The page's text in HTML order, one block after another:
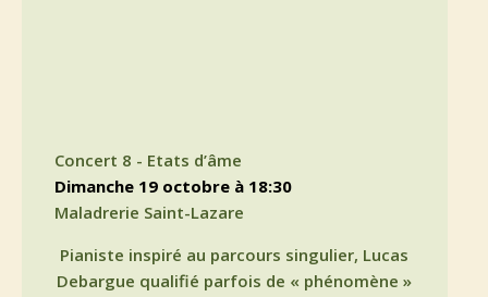
Concert 8 - Etats d’âme
dimanche 19 octobre à 18:30
Maladrerie Saint-Lazare
Pianiste inspiré au parcours singulier, Lucas
Debargue qualifié parfois de « phénomène »